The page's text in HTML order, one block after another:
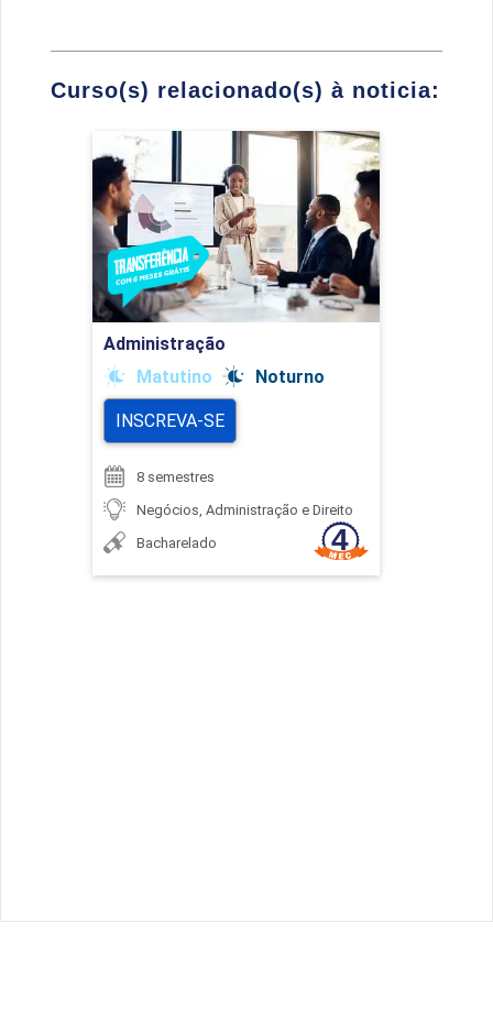
Curso(s) relacionado(s) à noticia:
Administração
Matutino
Noturno
INSCREVA-SE
8 semestres
Negócios, Administração e Direito
Bacharelado
Administração
Detalhes do curso
Ir para Inscrição